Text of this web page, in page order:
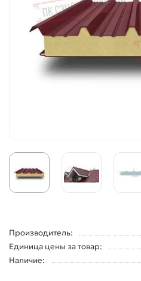
Производитель:
Единица цены за товар:
Наличие: